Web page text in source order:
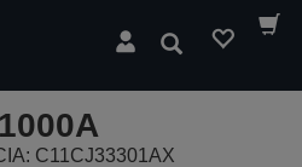
Buscar
C11CJ33301AX